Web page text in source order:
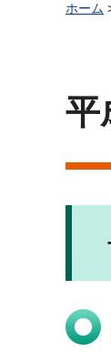
ホーム
平